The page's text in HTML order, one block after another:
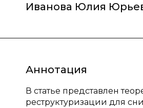
Иванова Юлия
Аннотация
В статье представлен
реструктуризации для